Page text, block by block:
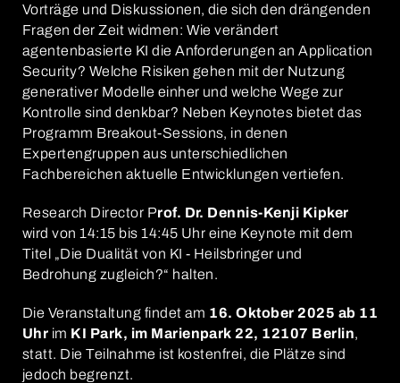
Vorträge und Diskussionen, die sich den drängenden
Fragen der Zeit widmen: Wie verändert
agentenbasierte KI die Anforderungen an Application
Security? Welche Risiken gehen mit der Nutzung
generativer Modelle einher und welche Wege zur
Kontrolle sind denkbar? Neben Keynotes bietet das
Programm Breakout-Sessions, in denen
Expertengruppen aus unterschiedlichen
Fachbereichen aktuelle Entwicklungen vertiefen.
Research Director Prof. Dr. Dennis-Kenji Kipker
wird von 14:15 bis 14:45 Uhr eine Keynote mit dem
Titel „Die Dualität von KI - Heilsbringer und
Bedrohung zugleich?“ halten.
Die Veranstaltung findet am 16. Oktober 2025 ab 11
Uhr im KI Park, im Marienpark 22, 12107 Berlin,
statt. Die Teilnahme ist kostenfrei, die Plätze sind
jedoch begrenzt.